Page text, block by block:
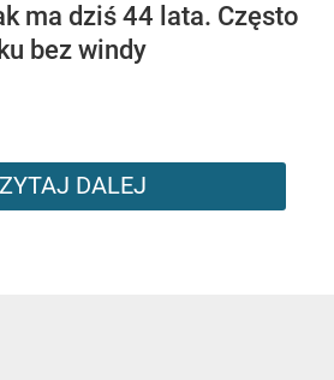
ma dziś 44 lata. Często
bez windy
DALEJ